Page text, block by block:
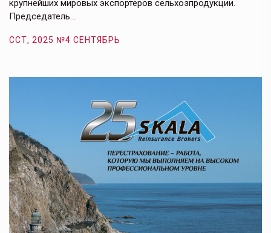
крупнейших мировых экспортеров сельхозпродукции.
Председатель…
ССТ, 2025 №4 СЕНТЯБРЬ